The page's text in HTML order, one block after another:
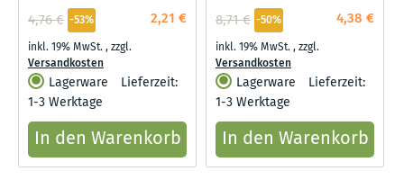
2,21 €
4,76 € -53%
inkl. 19% MwSt.,zzgl.
Versandkosten
Lagerware
Lieferzeit:
1-3 Werktage
In den Warenkorb
4,38 €
8,71 € -50%
inkl. 19% MwSt.,zzgl.
Versandkosten
Lagerware
Lieferzeit:
1-3 Werktage
In den Warenkorb